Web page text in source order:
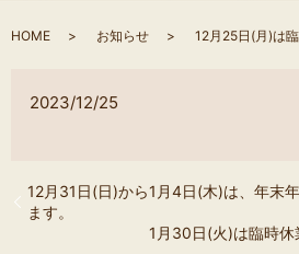
HOME お知らせ 12月25日(月)は
2023/12/25
12月31日(日)から1月4日(木)は、年末
ます。
1月30日(火)は臨時休